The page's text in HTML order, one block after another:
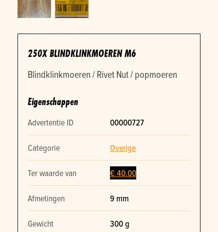
250X BLINDKLINKMOEREN M6
Blindklinkmoeren / Rivet Nut / popmoeren
Eigenschappen
Advertentie ID 00000727
Categorie Overige
Ter waarde van € 40.00
Afmetingen 9 mm
Gewicht 300 g